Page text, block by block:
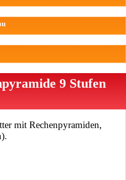
9 Stufen
mit Rechenpyramiden,